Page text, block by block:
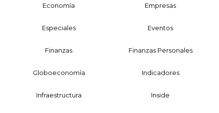
Economía Empresas
Especiales Eventos
Finanzas Finanzas Personales
Globoeconomía Indicadores
Infraestructura Inside